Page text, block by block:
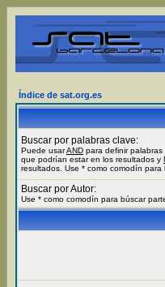
Índice de sat.org.es
Buscar por palabras clave:
Puede usarAND para definir
que podrían estar en los resultados y
resultados. Use * como comodín
Buscar por Autor:
Use * como comodín para búscar